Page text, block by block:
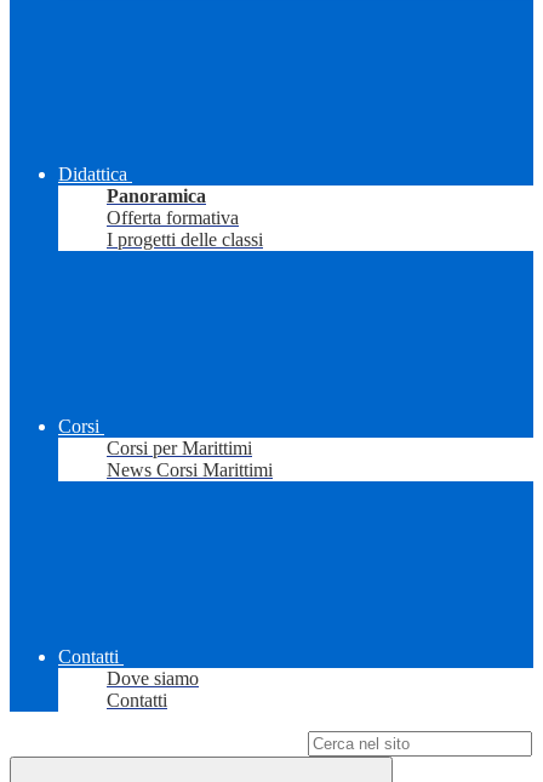
Didattica
Panoramica
Offerta formativa
I progetti delle classi
Corsi
Corsi per Marittimi
News Corsi Marittimi
Contatti
Dove siamo
Contatti